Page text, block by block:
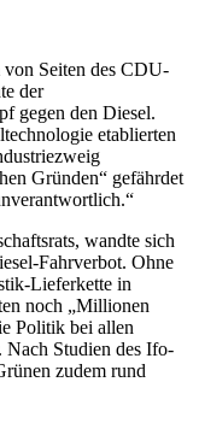
Seiten des CDU-
der
gegen den Diesel.
etablierten
Gründen“ gefährdet
wandte sich
Fahrverbot. Ohne
Lieferkette in
noch „Millionen
Politik bei allen
Nach Studien des Ifo-
zudem rund